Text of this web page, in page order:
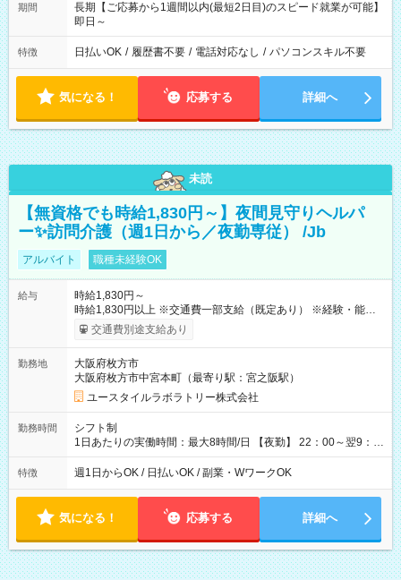
期間
長期【ご応募から1週間以内(最短2日目)のスピード就業が可能】
即日～
特徴 日払いOK / 履歴書不要 / 電話対応なし / パソコンスキル不要
気になる！ 応募する 詳細へ
未読
【無資格でも時給1,830円～】夜間見守りヘルパ
ー✨訪問介護（週1日から／夜勤専従） /Jb
アルバイト 職種未経験OK
給与
時給1,830円～
時給1,830円以上 ※交通費一部支給（既定あり） ※経験・能力を
考慮して決定します 【収入例】 週1回勤務の場合：1,830円×8時
間×4回=5万8,560円 週3回勤務の場合：1,830円×8時間×12回
月 ※ 雇用形態と給与に、本採用時と異なる部分があります。 雇
用形態：本採用時と同じです。 給与：時給 1,610円以上
交通費別途支給あり
勤務地
大阪府枚方市
大阪府枚方市中宮本町（最寄り駅：宮之阪駅）
ユースタイルラボラトリー株式会社
勤務時間
シフト制
1日あたりの実働時間：最大8時間/日 【夜勤】 22：00～翌9：
00 ※週1日～OK ／ 夜勤専従 ＊＊ 勤務時間例 ＊＊ ■22時か
ら翌7時 ■23時から翌8時 ■24時から翌9時 など ※上記の時間
ます。 ※曜日固定（毎週同じ曜日での勤務となります）
特徴 週1日からOK / 日払いOK / 副業・WワークOK
気になる！ 応募する 詳細へ